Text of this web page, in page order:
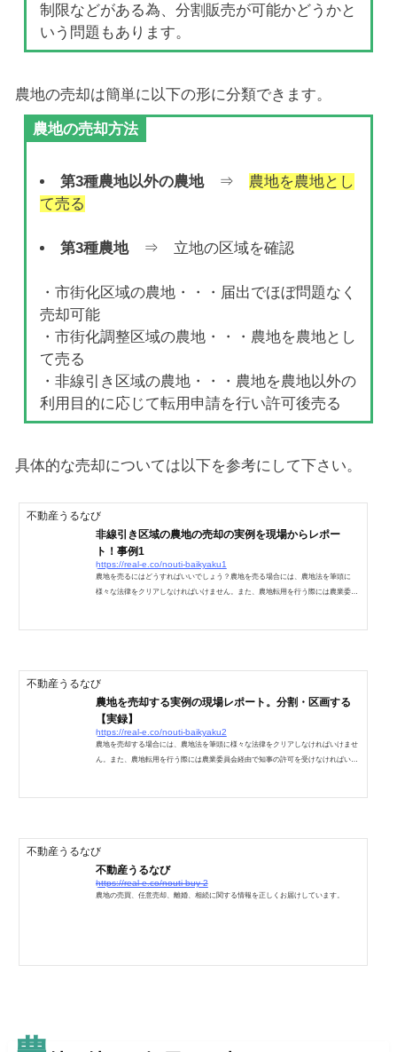
制限などがある為、分割販売が可能かどうかと
いう問題もあります。
農地の売却は簡単に以下の形に分類できます。
農地の売却方法
第3種農地以外の農地⇒ 農地を農地とし
て売る
第3種農地⇒ 立地の区域を確認
・市街化区域の農地・・・届出でほぼ問題なく
売却可能
・市街化調整区域の農地・・・農地を農地とし
て売る
・非線引き区域の農地・・・農地を農地以外の
利用目的に応じて転用申請を行い許可後売る
具体的な売却については以下を参考にして下さい。
不動産うるなび
非線引き区域の農地の売却の実例を現場からレポー
ト！事例1
https://real-e.co/nouti-baikyaku1
農地を売るにはどうすればいいでしょう？農地を売る場合には、農地法を筆頭に
様々な法律をクリアしなければいけません。また、農地転用を行う際には農業委員
不動産うるなび
農地を売却する実例の現場レポート。分割・区画する
【実録】
https://real-e.co/nouti-baikyaku2
農地を売却する場合には、農地法を筆頭に様々な法律をクリアしなければいけませ
ん。また、農地転用を行う際には農業委員会経由で知事の許可を受けなければいけ
不動産うるなび
不動産うるなび
https://real-e.co/nouti-buy-2
農地の売買、任意売却、離婚、相続に関する情報を正しくお届けしています。